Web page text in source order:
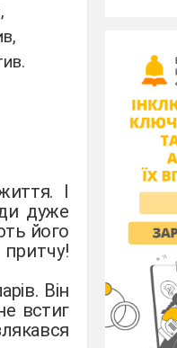
І
дуже
його
Він
встиг